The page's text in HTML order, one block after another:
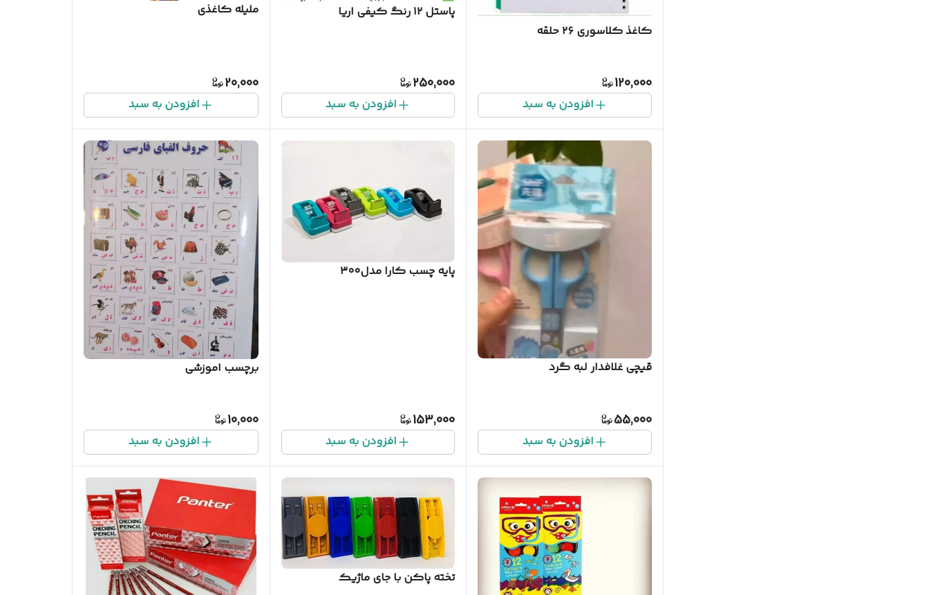
کاغذ کلاسوری ۲۶ حلقه
120,000
افزودن به سبد
پاستل ۱۲ رنگ کیفی اریا
250,000
افزودن به سبد
ملیله کاغذی
20,000
افزودن به سبد
قیچی غلافدار لبه گرد
55,000
افزودن به سبد
پایه چسب کارا مدل۳۰۰
153,000
افزودن به سبد
برچسب اموزشی
10,000
افزودن به سبد
تخته پاکن با جای ماژیک